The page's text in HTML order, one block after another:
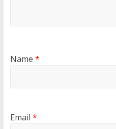
Name *
Email *